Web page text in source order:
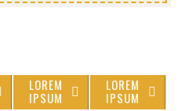
LOREM
IPSUM
LOREM
IPSUM